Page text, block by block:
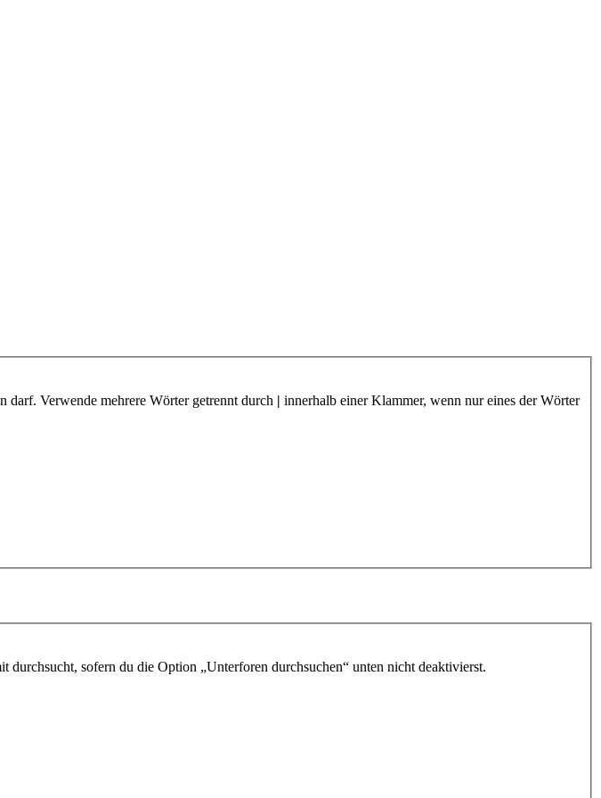
darf. Verwende mehrere Wörter getrennt durch | innerhalb einer Klammer, wenn nur eines der Wörter
sofern du die Option „Unterforen durchsuchen“ unten nicht deaktivierst.